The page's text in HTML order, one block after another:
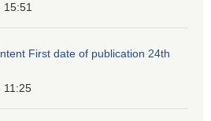
15:51
First date of publication 24th
11:25